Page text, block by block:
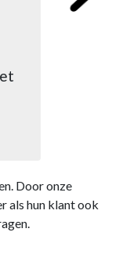
Door onze
als hun klant ook